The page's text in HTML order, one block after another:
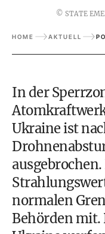
© STATE
HOME AKTUELL
In der
Ukraine ist
normalen
Behörden mit.